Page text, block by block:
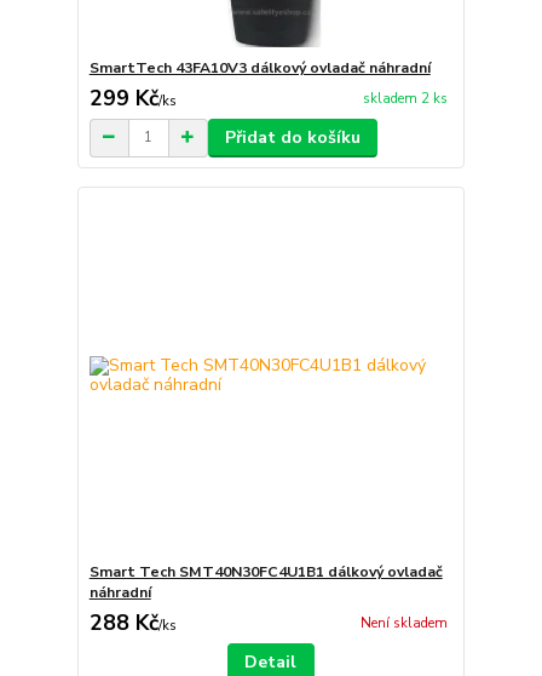
SmartTech 43FA10V3 dálkový ovladač náhradní
299 Kč/ks skladem 2 ks
Přidat do košíku
Smart Tech SMT40N30FC4U1B1 dálkový ovladač
náhradní
288 Kč/ks Není skladem
Detail